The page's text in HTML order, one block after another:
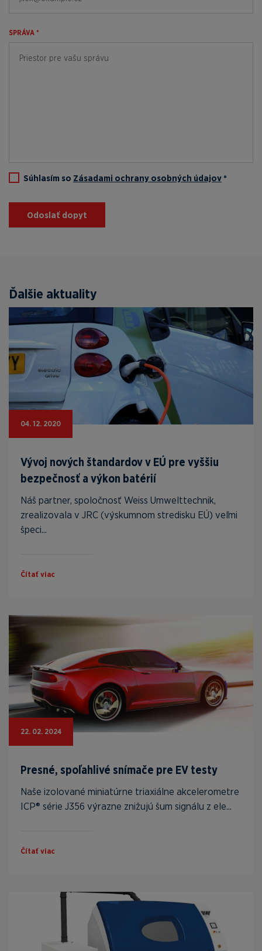
SPRÁVA *
Súhlasím so Zásadami ochrany osobných údajov *
Odoslať dopyt
Ďalšie aktuality
04. 12. 2020
Vývoj nových štandardov v EÚ pre vyššiu
bezpečnosť a výkon batérií
Náš partner, spoločnosť Weiss Umwelttechnik,
zrealizovala v JRC (výskumnom stredisku EÚ) veľmi
špeci...
Čítať viac
22. 02. 2024
Presné, spoľahlivé snímače pre EV testy
Naše izolované miniatúrne triaxiálne akcelerometre
ICP® série J356 výrazne znižujú šum signálu z ele...
Čítať viac